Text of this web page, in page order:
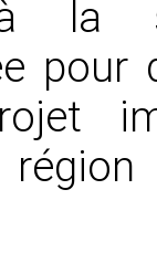
la
pour